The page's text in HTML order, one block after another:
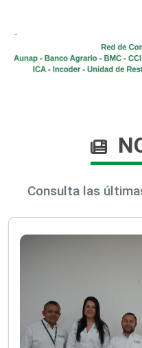
Consulta las